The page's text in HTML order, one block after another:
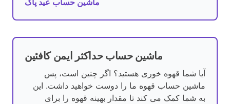
ماشین حساب عید پاک
ماشین حساب حداکثر ایمن کافئین
آیا شما قهوه خوری هستید؟ اگر چنین است، پس
ماشین حساب قهوه ما را دوست خواهید داشت. این
به شما کمک می کند تا مقدار بهینه قهوه را برای